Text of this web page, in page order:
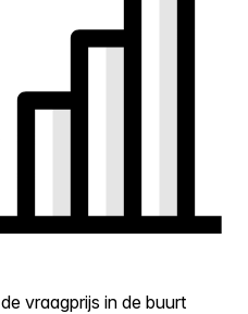
vraagprijs in de buurt